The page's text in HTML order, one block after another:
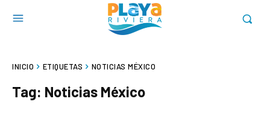
INICIO ETIQUETAS NOTICIAS MÉXICO
Tag: Noticias México